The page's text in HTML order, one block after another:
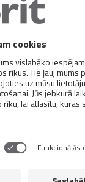
Analītiskās
nātrijs 0,25%.
Uzturvielu
A vitamīns
(3a841) 20 mg, B6
(3b810) 0,2 mg.